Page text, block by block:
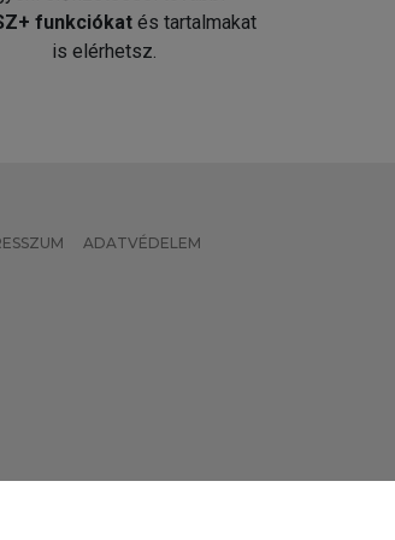
funkciókat és tartalmakat
is elérhetsz.
ADATVÉDELEM